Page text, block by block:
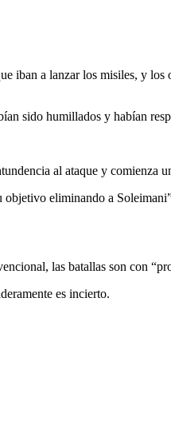
iban a lanzar los misiles, y
sido humillados y habían
al ataque y comienza
eliminando a
las batallas son con
es incierto.